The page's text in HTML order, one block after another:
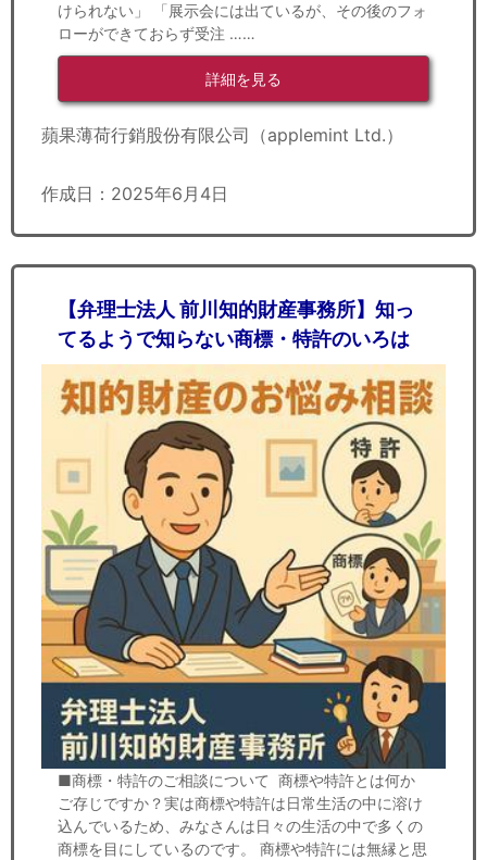
けられない」 「展示会には出ているが、その後のフォ
ローができておらず受注 ……
詳細を見る
蘋果薄荷行銷股份有限公司（applemint Ltd.）
作成日：2025年6月4日
【弁理士法人 前川知的財産事務所】知っ
てるようで知らない商標・特許のいろは
■商標・特許のご相談について 商標や特許とは何か
ご存じですか？実は商標や特許は日常生活の中に溶け
込んでいるため、みなさんは日々の生活の中で多くの
商標を目にしているのです。 商標や特許には無縁と思